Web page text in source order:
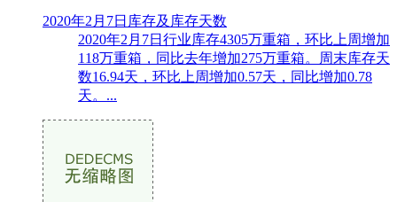
2020年2月7日库存及库存天数
2020年2月7日行业库存4305万重箱，环比上周增加
118万重箱，同比去年增加275万重箱。周末库存天
数16.94天，环比上周增加0.57天，同比增加0.78
天。...